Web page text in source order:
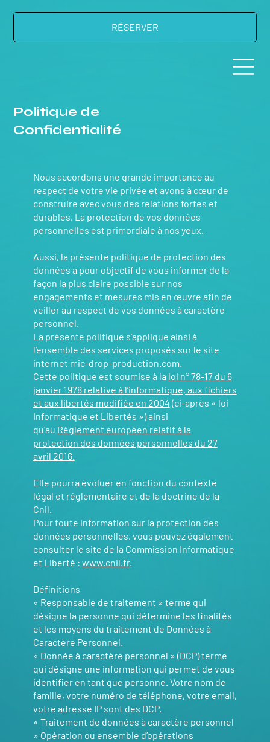
RÉSERVER
Politique de
Confidentialité
Nous accordons une grande importance au
respect de votre vie privée et avons à cœur de
construire avec vous des relations fortes et
durables. La protection de vos données
personnelles est primordiale à nos yeux.
Aussi, la présente politique de protection des
données a pour objectif de vous informer de la
façon la plus claire possible sur nos
engagements et mesures mis en œuvre afin de
veiller au respect de vos données à caractère
personnel.
La présente politique s’applique ainsi à
l’ensemble des services proposés sur le site
internet mic-drop-production.com.
Cette politique est soumise à la loi n° 78-17 du 6
janvier 1978 relative à l’informatique, aux fichiers
et aux libertés modifiée en 2004 (ci-après « loi
Informatique et Libertés ») ainsi
qu’au Règlement européen relatif à la
protection des données personnelles du 27
avril 2016.
Elle pourra évoluer en fonction du contexte
légal et réglementaire et de la doctrine de la
Cnil.
Pour toute information sur la protection des
données personnelles, vous pouvez également
consulter le site de la Commission Informatique
et Liberté : www.cnil.fr.
Définitions
« Responsable de traitement » terme qui
désigne la personne qui détermine les finalités
et les moyens du traitement de Données à
Caractère Personnel.
« Donnée à caractère personnel » (DCP) terme
qui désigne une information qui permet de vous
identifier en tant que personne. Votre nom de
famille, votre numéro de téléphone, votre email,
votre adresse IP sont des DCP.
« Traitement de données à caractère personnel
» Opération ou ensemble d’opérations